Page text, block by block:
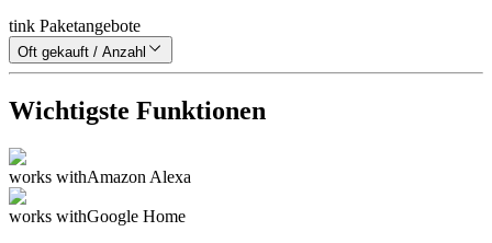
tink Paketangebote
Oft gekauft / Anzahl
Wichtigste Funktionen
works withAmazon Alexa
works withGoogle Home